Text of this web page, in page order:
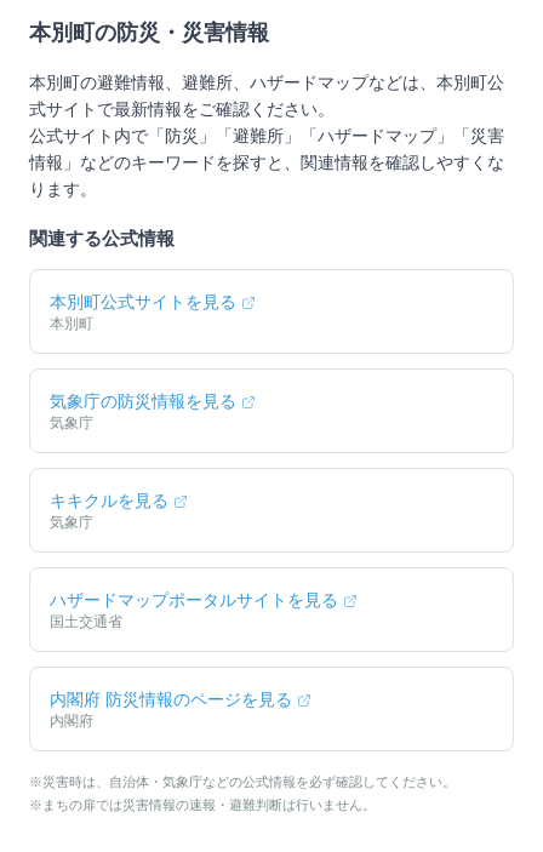
本別町 の防災・災害情報
本別町の避難情報、避難所、ハザードマップなどは、 本別町公
式サイトで最新情報をご確認ください。
公式サイト内で「防災」「避難所」「ハザードマップ」「災害
情報」などのキーワードを探すと、関連情報を確認しやすくな
ります。
関連する公式情報
本別町公式サイトを見る
本別町
気象庁の防災情報を見る
気象庁
キキクルを見る
気象庁
ハザードマップポータルサイトを見る
国土交通省
内閣府 防災情報のページを見る
内閣府
※災害時は、自治体・気象庁などの公式情報を必ず確認してください。
※まちの扉では災害情報の速報・避難判断は行いません。